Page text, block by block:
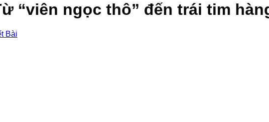
“viên ngọc thô” đến trái tim
Bài